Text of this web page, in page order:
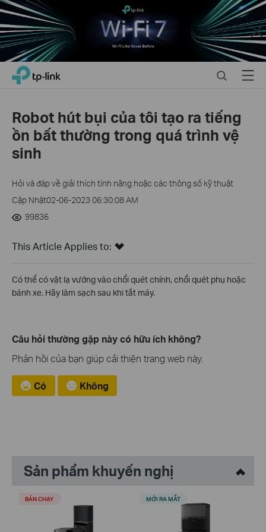
Close
Click
navigation
TP-Link, Reliably Smart SearchMenu
Robot hút bụi của tôi tạo ra tiếng
ồn bất thường trong quá trình vệ
sinh
Hỏi và đáp về giải thích tính năng hoặc các thông số kỹ thuật
Cập Nhật02-06-2023 06:30:08 AM
99836
This Article Applies to:
Có thể có vật lạ vướng vào chổi quét chính, chổi quét phụ hoặc
bánh xe. Hãy làm sạch sau khi tắt máy.
Câu hỏi thường gặp này có hữu ích không?
Phản hồi của bạn giúp cải thiện trang web này.
Có Không
Sản phẩm khuyến nghị
BÁN CHẠY MỚI RA MẮT